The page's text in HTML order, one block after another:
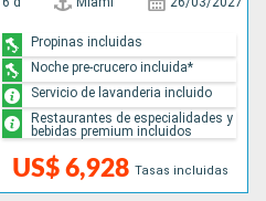
US$ 6,928 Tasas incluidas
Propinas incluidas
Noche pre-crucero incluida*
Servicio de lavanderia incluido
Restaurantes de especialidades y
bebidas premium incluidos